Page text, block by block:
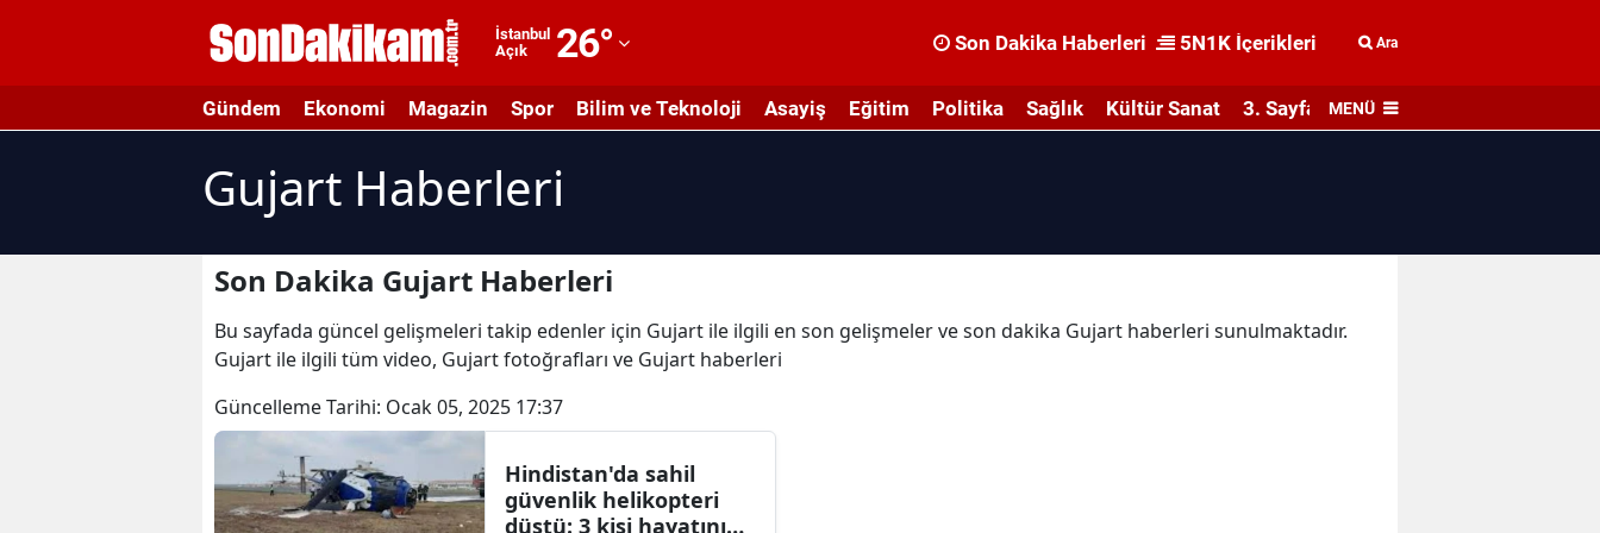
İstanbul
Açık
26°
Adıyaman
Afyonkarahisar
Amasya
Antalya
Artvin
Aydın
Balıkesir
Son Dakika Haberleri 5N1K İçerikleri Ara
Gündem Ekonomi Magazin Spor Bilim ve Teknoloji Asayiş Eğitim Politika Sağlık Kültür Sanat 3. Sayfa MENÜ
Gujart Haberleri
Son Dakika Gujart Haberleri
Bu sayfada güncel gelişmeleri takip edenler için Gujart ile ilgili en son gelişmeler ve son dakika Gujart haberleri sunulmaktadır.
Gujart ile ilgili tüm video, Gujart fotoğrafları ve Gujart haberleri
Güncelleme Tarihi: Ocak 05, 2025 17:37
Hindistan'da sahil
güvenlik helikopteri
düştü: 3 kişi hayatını